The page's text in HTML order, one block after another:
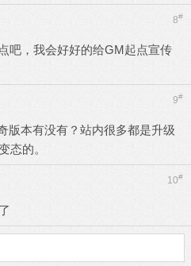
8#
吧，我会好好的给GM起点宣传
9#
版本有没有？站内很多都是升级
态的。
10#